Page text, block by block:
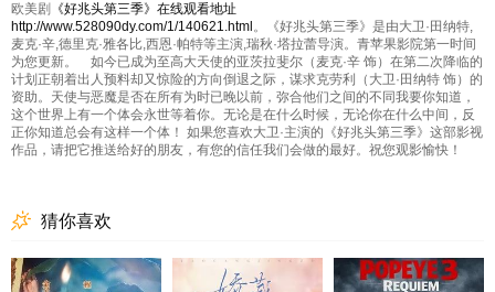
欧美剧
《好兆头第三季》在线观看地址
http://www.528090dy.com/1/140621.html 。《好兆头第三季》是由大卫·田纳特,
麦克·辛,德里克·雅各比,西恩·帕特等主演,瑞秋·塔拉蕾导演。青苹果影院第一时间
为您更新。 如今已成为至高大天使的亚茨拉斐尔（麦克·辛 饰）在第二次降临的
计划正朝着出人预料却又惊险的方向倒退之际，谋求克劳利（大卫·田纳特 饰）的
资助。天使与恶魔是否在所有为时已晚以前，弥合他们之间的不同我要你知道，
这个世界上有一个体会永世等着你。无论是在什么时候，无论你在什么中间，反
正你知道总会有这样一个体！ 如果您喜欢大卫·主演的《好兆头第三季》这部影视
作品，请把它推送给好的朋友，有您的信任我们会做的最好。祝您观影愉快！
猜你喜欢